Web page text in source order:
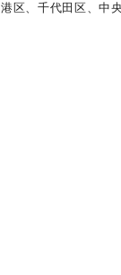
港区、千代田区、中